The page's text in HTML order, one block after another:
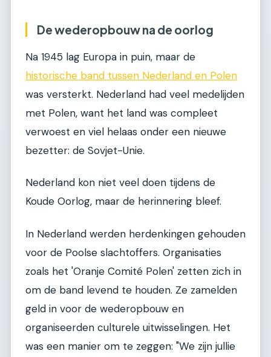
De wederopbouw na de oorlog
Na 1945 lag Europa in puin, maar de
historische band tussen Nederland en Polen
was versterkt. Nederland had veel medelijden
met Polen, want het land was compleet
verwoest en viel helaas onder een nieuwe
bezetter: de Sovjet-Unie.
Nederland kon niet veel doen tijdens de
Koude Oorlog, maar de herinnering bleef.
In Nederland werden herdenkingen gehouden
voor de Poolse slachtoffers. Organisaties
zoals het 'Oranje Comité Polen' zetten zich in
om de band levend te houden. Ze zamelden
geld in voor de wederopbouw en
organiseerden culturele uitwisselingen. Het
was een manier om te zeggen: "We zijn jullie